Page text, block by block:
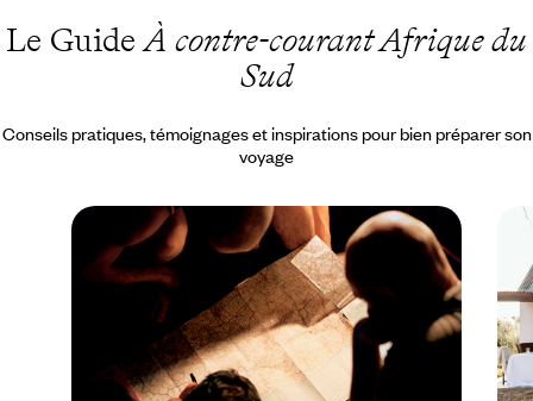
Le GuideÀ contre-courant Afrique du
Sud
Conseils pratiques, témoignages et inspirations pour bien préparer son
voyage